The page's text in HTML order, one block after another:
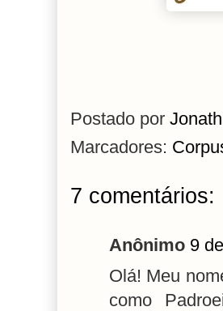
Postado por
Marcadores:
7 comentários:
Anônimo 9
Olá! Meu
como